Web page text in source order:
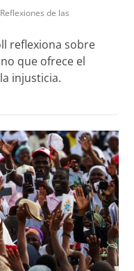
Reflexiones de las
reflexiona sobre
que ofrece el
injusticia.